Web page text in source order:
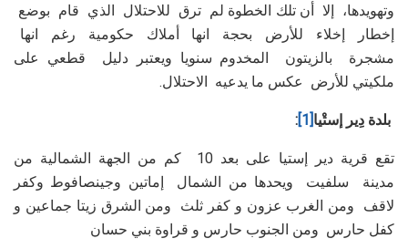
وتهويدها، إلا أن تلك الخطوة لم ترق للاحتلال الذي قام بوضع
إخطار إخلاء للأرض بحجة انها أملاك حكومية رغم انها
مشجرة بالزيتون المخدوم سنويا ويعتبر دليل قطعي على
ملكيتي للأرض عكس ما يدعيه الاحتلال.
بلدة دِير إستْيا[1]
:
تقع قرية دير إستيا على بعد 10 كم من الجهة الشمالية من
مدينة سلفيت ويحدها من الشمال إماتين وجينصافوط وكفر
لاقف ومن الغرب عزون و كفر ثلث ومن الشرق زيتا جماعين و
كفل حارس ومن الجنوب حارس و قراوة بني حسان